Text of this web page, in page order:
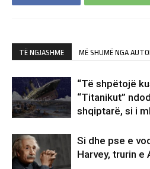
TË NGJASHME MË SHUMË NGA
“Të shpëtojë
“Titanikut”
shqiptarë, si i
Si dhe pse e
Harvey, trurin e